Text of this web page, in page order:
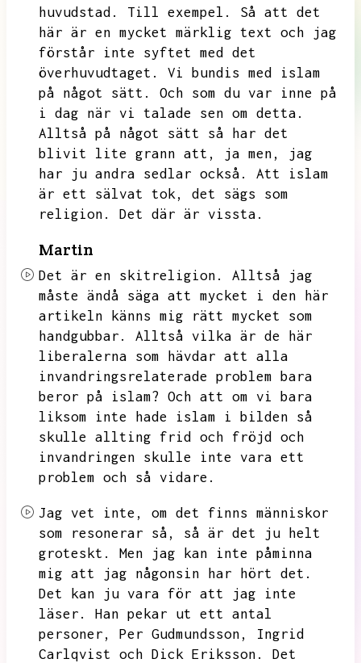
huvudstad. Till exempel.
Så att det
här är en mycket märklig text och jag
förstår inte syftet med det
överhuvudtaget.
Vi bundis med islam
på något sätt.
Och som du var inne på
i dag när vi talade sen om detta.
Alltså på något sätt så har det
blivit lite grann att,
ja men,
jag
har ju andra sedlar också.
Att islam
är ett sälvat tok,
det sägs som
religion.
Det där är vissta.
Martin
Det är en skitreligion.
Alltså jag
måste ändå säga att mycket i den här
artikeln känns mig rätt mycket som
handgubbar.
Alltså vilka är de här
liberalerna som hävdar att alla
invandringsrelaterade problem bara
beror på islam? Och att om vi bara
liksom inte hade islam i bilden så
skulle allting frid och fröjd och
invandringen skulle inte vara ett
problem och så vidare.
Jag vet inte,
om det finns människor
som resonerar så,
så är det ju helt
groteskt.
Men jag kan inte påminna
mig att jag någonsin har hört det.
Det kan ju vara för att jag inte
läser.
Han pekar ut ett antal
personer,
Per Gudmundsson,
Ingrid
Carlqvist och Dick Eriksson.
Det